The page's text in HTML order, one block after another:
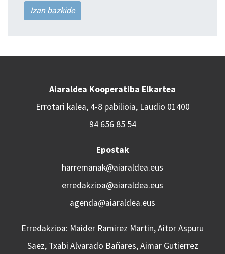
Izan bazkide
Aiaraldea Kooperatiba Elkartea
Errotari kalea, 4-8 pabilioia, Laudio 01400
94 656 85 54
Epostak
harremanak@aiaraldea.eus
erredakzioa@aiaraldea.eus
agenda@aiaraldea.eus
Erredakzioa: Maider Ramirez Martin, Aitor Aspuru
Saez, Txabi Alvarado Bañares, Aimar Gutierrez